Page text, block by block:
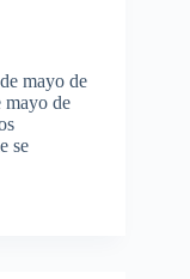
mayo de
mayo de
se